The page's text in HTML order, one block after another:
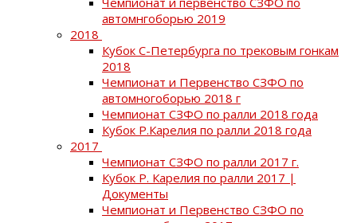
автомнгоборью 2019
2018
Кубок С-Петербурга по трековым гонкам
2018
Чемпионат и Первенство СЗФО по
автомногоборью 2018 г
Чемпионат СЗФО по ралли 2018 года
Кубок Р.Карелия по ралли 2018 года
2017
Чемпионат СЗФО по ралли 2017 г.
Кубок Р. Карелия по ралли 2017 |
Документы
Чемпионат и Первенство СЗФО по